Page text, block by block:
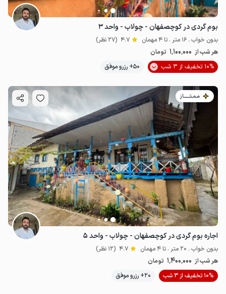
بوم گردی در کوچصفهان - چولاب - واحد ۳
بدون خواب . 16 متر . تا 4 مهمان 4.7 (27 نظر)
هر شب از 1٬100٬000 تومان
10% تخفیف از 3 شب
50+ رزرو موفق
مـمـتــــــاز
اجاره بوم گردی در کوچصفهان - چولاب - واحد ۵
بدون خواب . 20 متر . تا 4 مهمان 4.7 (12 نظر)
هر شب از 1٬400٬000 تومان
10% تخفیف از 3 شب
20+ رزرو موفق